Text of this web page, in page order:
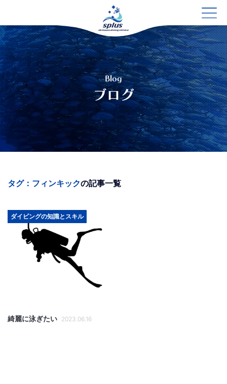
Blog
ブログ
タグ：フィンキックの記事一覧
ダイビングの知識とスキル
綺麗に泳ぎたい 2023.06.16